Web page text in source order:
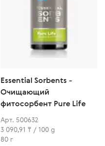
Essential Sorbents -
Очищающий
фитосорбент Pure Life
Арт. 500632
3 090,91 ₸ / 100 g
80 г